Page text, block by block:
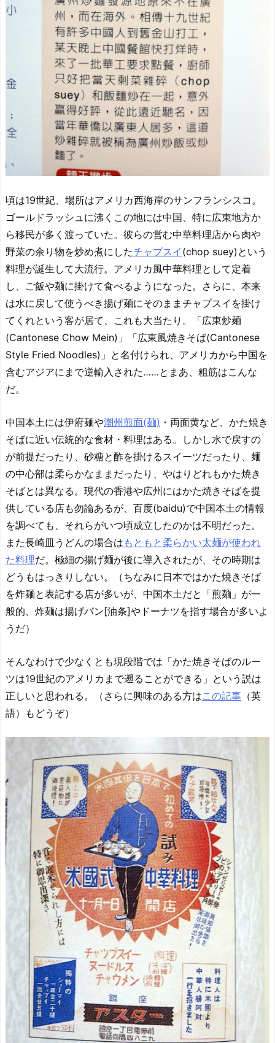
頃は19世紀、場所はアメリカ西海岸のサンフランシスコ。
ゴールドラッシュに沸くこの地には中国、特に広東地方か
ら移民が多く渡っていた。彼らの営む中華料理店から肉や
野菜の余り物を炒め煮にしたチャプスイ (chop suey)という
料理が誕生して大流行。アメリカ風中華料理として定着
し、ご飯や麺に掛けて食べるようになった。さらに、本来
は水に戻して使うべき揚げ麺にそのままチャプスイを掛け
てくれという客が居て、これも大当たり。「広東炒麺
(Cantonese Chow Mein)」「広東風焼きそば(Cantonese
Style Fried Noodles)」と名付けられ、アメリカから中国を
含むアジアにまで逆輸入された……とまあ、粗筋はこんな
だ。
中国本土には伊府麺や潮州煎面(麺) ・両面黄など、かた焼き
そばに近い伝統的な食材・料理はある。しかし水で戻すの
が前提だったり、砂糖と酢を掛けるスイーツだったり、麺
の中心部は柔らかなままだったり、やはりどれもかた焼き
そばとは異なる。現代の香港や広州にはかた焼きそばを提
供している店も勿論あるが、百度(baidu)で中国本土の情報
を調べても、それらがいつ頃成立したのかは不明だった。
また長崎皿うどんの場合は もともと柔らかい太麺が使われ
た料理だ。極細の揚げ麺が後に導入されたが、その時期は
どうもはっきりしない。（ちなみに日本ではかた焼きそば
を炸麺と表記する店が多いが、中国本土だと「煎麺」が一
般的、炸麺は揚げパン[油条]やドーナツを指す場合が多いよ
うだ）
そんなわけで少なくとも現段階では「かた焼きそばのルー
ツは19世紀のアメリカまで遡ることができる」という説は
正しいと思われる。（さらに興味のある方はこの記事 （英
語）もどうぞ）